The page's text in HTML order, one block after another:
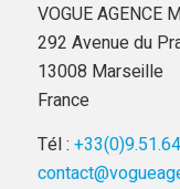
VOGUE AGENCE
292 Avenue du
13008 Marseille
France
Tél :